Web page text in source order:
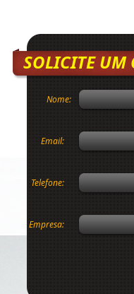
SOLICITE UM
Nome:
Email:
Telefone:
Empresa: